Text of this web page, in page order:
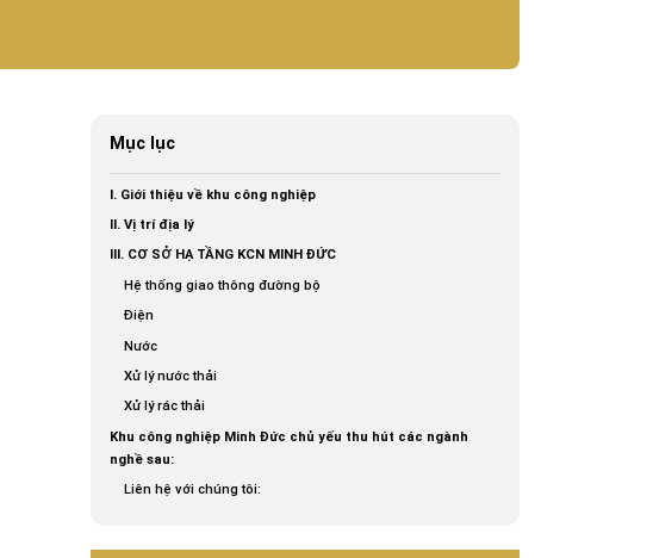
Mục lục
I. Giới thiệu về khu công nghiệp
II. Vị trí địa lý
III. CƠ SỞ HẠ TẦNG KCN MINH ĐỨC
Hệ thống giao thông đường bộ
Điện
Nước
Xử lý nước thải
Xử lý rác thải
Khu công nghiệp Minh Đức chủ yếu thu hút các ngành
nghề sau:
Liên hệ với chúng tôi: